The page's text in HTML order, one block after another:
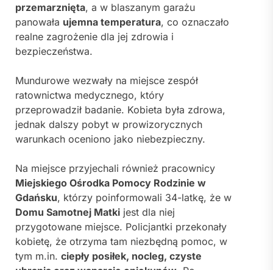
przemarznięta, a w blaszanym garażu
panowała ujemna temperatura, co oznaczało
realne zagrożenie dla jej zdrowia i
bezpieczeństwa.
Mundurowe wezwały na miejsce zespół
ratownictwa medycznego, który
przeprowadził badanie. Kobieta była zdrowa,
jednak dalszy pobyt w prowizorycznych
warunkach oceniono jako niebezpieczny.
Na miejsce przyjechali również pracownicy
Miejskiego Ośrodka Pomocy Rodzinie w
Gdańsku, którzy poinformowali 34-latkę, że w
Domu Samotnej Matki jest dla niej
przygotowane miejsce. Policjantki przekonały
kobietę, że otrzyma tam niezbędną pomoc, w
tym m.in. ciepły posiłek, nocleg, czyste